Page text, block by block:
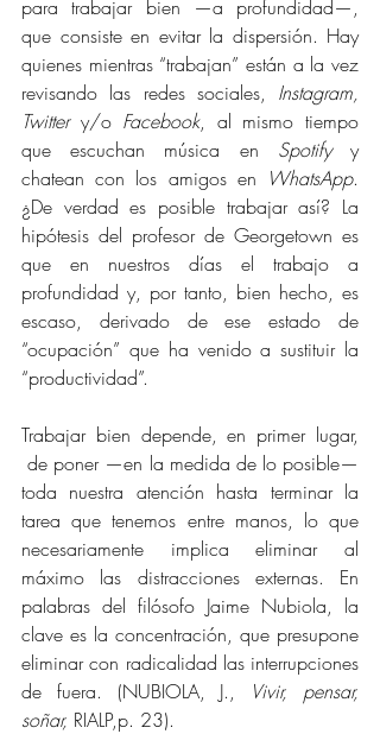
para trabajar bien —a profundidad—,
que consiste en evitar la dispersión. Hay
quienes mientras “trabajan” están a la vez
revisando las redes sociales, Instagram,
Twitter y/o Facebook, al mismo tiempo
que escuchan música en Spotify y
chatean con los amigos en WhatsApp.
¿De verdad es posible trabajar así? La
hipótesis del profesor de Georgetown es
que en nuestros días el trabajo a
profundidad y, por tanto, bien hecho, es
escaso, derivado de ese estado de
“ocupación” que ha venido a sustituir la
“productividad”.
Trabajar bien depende, en primer lugar,
de poner —en la medida de lo posible—
toda nuestra atención hasta terminar la
tarea que tenemos entre manos, lo que
necesariamente implica eliminar al
máximo las distracciones externas. En
palabras del filósofo Jaime Nubiola, la
clave es la concentración, que presupone
eliminar con radicalidad las interrupciones
de fuera. (NUBIOLA, J.,
Vivir, pensar,
soñar, RIALP,p. 23).